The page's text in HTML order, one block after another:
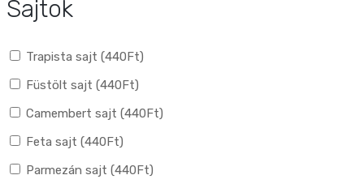
Sajtok
Trapista sajt (440Ft)
Füstölt sajt (440Ft)
Camembert sajt (440Ft)
Feta sajt (440Ft)
Parmezán sajt (440Ft)